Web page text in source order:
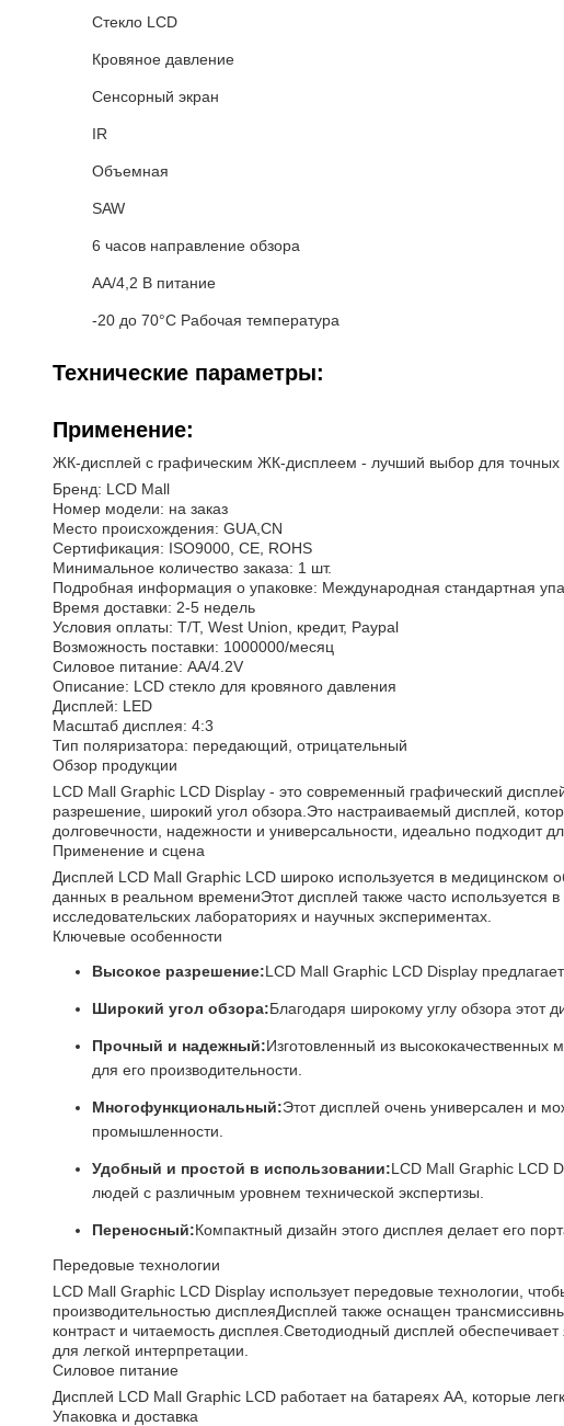
Стекло LCD
Кровяное давление
Сенсорный экран
IR
Объемная
SAW
6 часов направление обзора
АА/4,2 В питание
-20 до 70°C Рабочая температура
Технические параметры:
Применение:
ЖК-дисплей с графическим ЖК-дисплеем - лучший выбор для точных
Бренд: LCD Mall
Номер модели: на заказ
Место происхождения: GUA,CN
Сертификация: ISO9000, CE, ROHS
Минимальное количество заказа: 1 шт.
Подробная информация о упаковке: Международная стандартная
Время доставки: 2-5 недель
Условия оплаты: T/T, West Union, кредит, Paypal
Возможность поставки: 1000000/месяц
Силовое питание: AA/4.2V
Описание: LCD стекло для кровяного давления
Дисплей: LED
Масштаб дисплея: 4:3
Тип поляризатора: передающий, отрицательный
Обзор продукции
LCD Mall Graphic LCD Display - это современный графический
разрешение, широкий угол обзора.Это настраиваемый дисплей,
долговечности, надежности и универсальности, идеально подходит
Применение и сцена
Дисплей LCD Mall Graphic LCD широко используется в медицинском
данных в реальном времениЭтот дисплей также часто
исследовательских лабораториях и научных экспериментах.
Ключевые особенности
Высокое разрешение:LCD Mall Graphic LCD Display
Широкий угол обзора:Благодаря широкому углу обзора этот
Прочный и надежный:Изготовленный из высококачественных
для его производительности.
Многофункциональный:Этот дисплей очень универсален и
промышленности.
Удобный и простой в использовании:LCD Mall Graphic LCD
людей с различным уровнем технической экспертизы.
Переносный:Компактный дизайн этого дисплея делает его
Передовые технологии
LCD Mall Graphic LCD Display использует передовые технологии,
производительностью дисплеяДисплей также оснащен
контраст и читаемость дисплея.Светодиодный дисплей
для легкой интерпретации.
Силовое питание
Дисплей LCD Mall Graphic LCD работает на батареях AA, которые
Упаковка и доставка